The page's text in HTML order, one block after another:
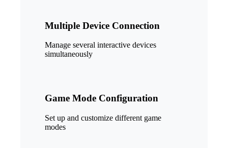
Multiple Device Connection
Manage several interactive devices
simultaneously
Game Mode Configuration
Set up and customize different game
modes